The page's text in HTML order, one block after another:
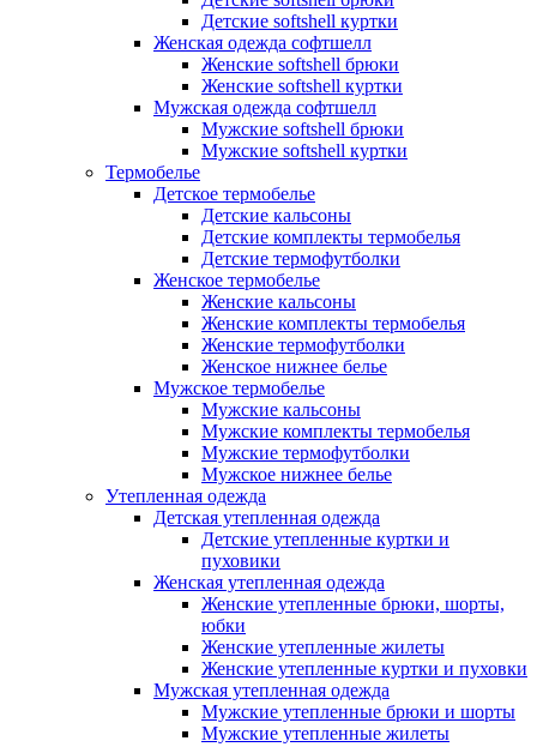
Детские softshell куртки
Женская одежда софтшелл
Женские softshell брюки
Женские softshell куртки
Мужская одежда софтшелл
Мужские softshell брюки
Мужские softshell куртки
Термобелье
Детское термобелье
Детские кальсоны
Детские комплекты термобелья
Детские термофутболки
Женское термобелье
Женские кальсоны
Женские комплекты термобелья
Женские термофутболки
Женское нижнее белье
Мужское термобелье
Мужские кальсоны
Мужские комплекты термобелья
Мужские термофутболки
Мужское нижнее белье
Утепленная одежда
Детская утепленная одежда
Детские утепленные куртки и
пуховики
Женская утепленная одежда
Женские утепленные брюки, шорты,
юбки
Женские утепленные жилеты
Женские утепленные куртки и пуховки
Мужская утепленная одежда
Мужские утепленные брюки и шорты
Мужские утепленные жилеты